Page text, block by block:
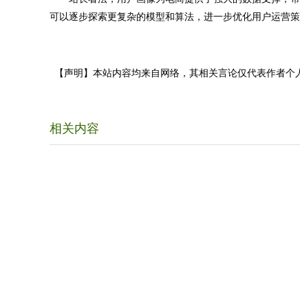
可以逐步探索更复杂的模型和算法，进一步优化用户运营策
【声明】本站内容均来自网络，其相关言论仅代表作者
相关内容